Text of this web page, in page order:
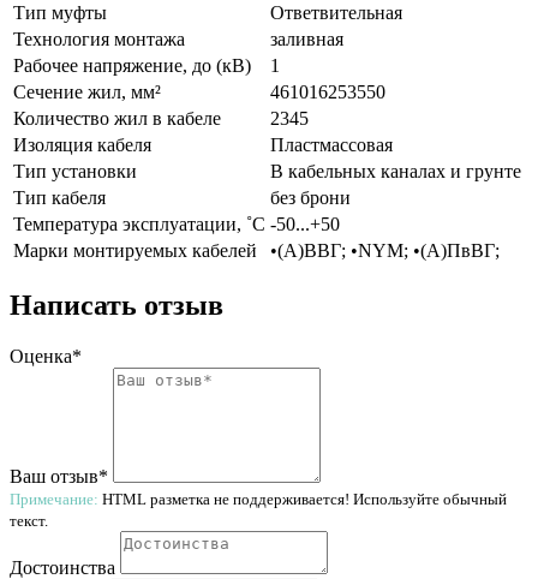
Тип муфты
Ответвительная
Технология монтажа
заливная
Рабочее напряжение, до (кВ)
1
Сечение жил, мм²
461016253550
Количество жил в кабеле
2345
Изоляция кабеля
Пластмассовая
Тип установки
В кабельных каналах и грунте
Тип кабеля
без брони
Температура эксплуатации, ˚С -50...+50
Марки монтируемых кабелей
•(А)ВВГ; •NYM; •(А)ПвВГ;
Написать отзыв
Оценка*
Ваш отзыв*
Примечание: HTML разметка не поддерживается! Используйте обычный
текст.
Достоинства